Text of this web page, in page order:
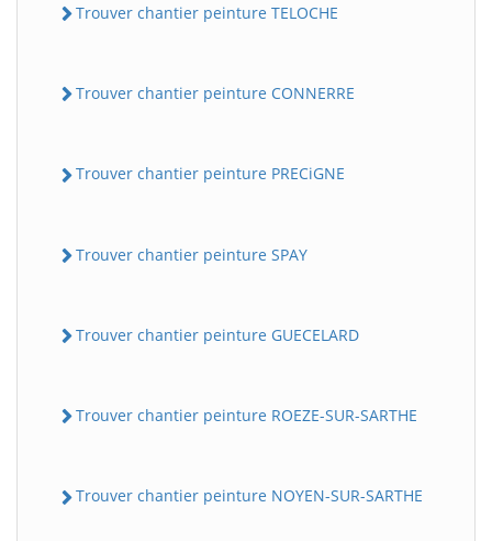
Trouver chantier peinture TELOCHE
Trouver chantier peinture CONNERRE
Trouver chantier peinture PRECiGNE
Trouver chantier peinture SPAY
Trouver chantier peinture GUECELARD
Trouver chantier peinture ROEZE-SUR-SARTHE
Trouver chantier peinture NOYEN-SUR-SARTHE